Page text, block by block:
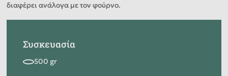
διαφέρει ανάλογα με τον φούρνο.
Συσκευασία